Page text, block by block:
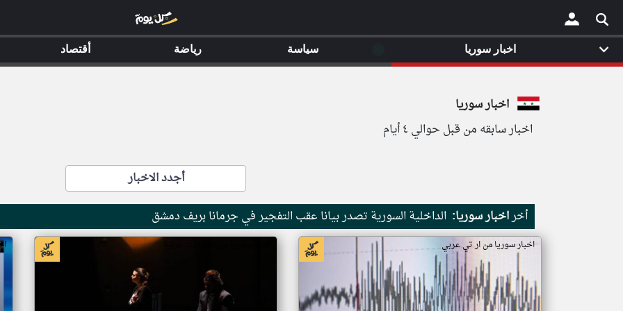
×
اخبار سوريا
اخبار سابقه من قبل حوالي ٤ أيام
أجدد الاخبار
أخراخبار سوريا: الداخلية السورية تصدر بيانا عقب التفجير في جرمانا بريف دمشق
اخبار سوريا من ار تي عربي
اخبار سوريا سياسة رياضة أقتصاد